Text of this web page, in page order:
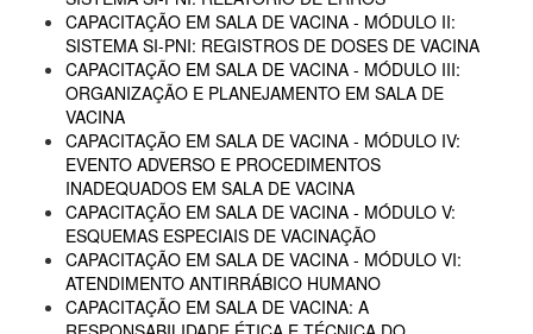
CAPACITAÇÃO EM SALA DE VACINA - MÓDULO II:
SISTEMA SI-PNI: REGISTROS DE DOSES DE VACINA
CAPACITAÇÃO EM SALA DE VACINA - MÓDULO III:
ORGANIZAÇÃO E PLANEJAMENTO EM SALA DE
VACINA
CAPACITAÇÃO EM SALA DE VACINA - MÓDULO IV:
EVENTO ADVERSO E PROCEDIMENTOS
INADEQUADOS EM SALA DE VACINA
CAPACITAÇÃO EM SALA DE VACINA - MÓDULO V:
ESQUEMAS ESPECIAIS DE VACINAÇÃO
CAPACITAÇÃO EM SALA DE VACINA - MÓDULO VI:
ATENDIMENTO ANTIRRÁBICO HUMANO
CAPACITAÇÃO EM SALA DE VACINA: A